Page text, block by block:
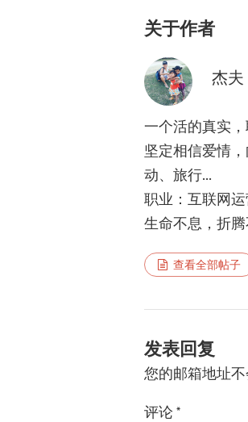
关于作者
杰夫
一个活的真实，
坚定相信爱情
动、旅行...
职业：互联网运
生命不息，折
查看全部帖子
发表回复
您的邮箱地址不
评论*